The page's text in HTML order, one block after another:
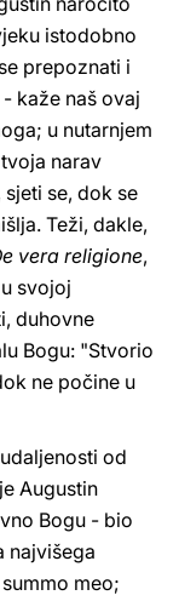
istodobno
prepoznati i
kaže naš ovaj
u nutarnjem
narav
se, dok se
Teži, dakle,
vera religione,
svojoj
duhovne
Bogu: "Stvorio
ne počine u
od
Augustin
Bogu - bio
najvišega
meo;